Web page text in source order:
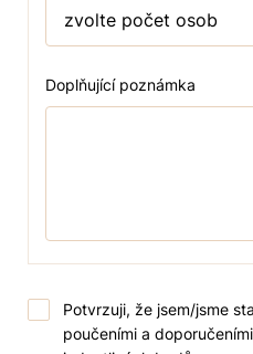
Doplňující poznámka
Potvrzuji, že jsem/jsme
poučeními a